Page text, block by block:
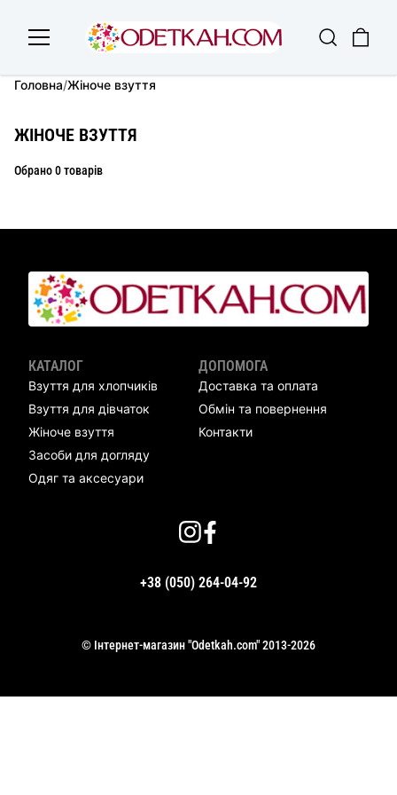
Головна/Жіноче взуття
ЖІНОЧЕ ВЗУТТЯ
Обрано 0 товарів
КАТАЛОГ
Взуття для хлопчиків
Взуття для дівчаток
Жіноче взуття
Засоби для догляду
Одяг та аксесуари
ДОПОМОГА
Доставка та оплата
Обмін та повернення
Контакти
+38 (050) 264-04-92
© Інтернет-магазин "Odetkah.com" 2013-2026